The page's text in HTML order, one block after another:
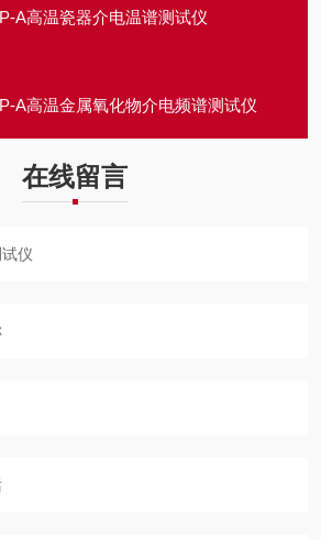
A高温瓷器介电温谱测试仪
A高温金属氧化物介电频谱测试仪
在线留言